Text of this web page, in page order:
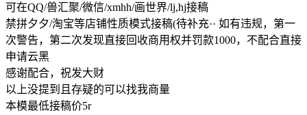
可在QQ/兽汇聚/微信/xmhh/画世界/lj,hj接稿
禁拼夕夕/淘宝等店铺性质模式接稿(待补充·· 如有违规，第一
次警告，第二次发现直接回收商用权并罚款1000，不配合直接
申请云黑
感谢配合，祝发大财
以上没提到且存疑的可以找我商量
本模最低接稿价5r